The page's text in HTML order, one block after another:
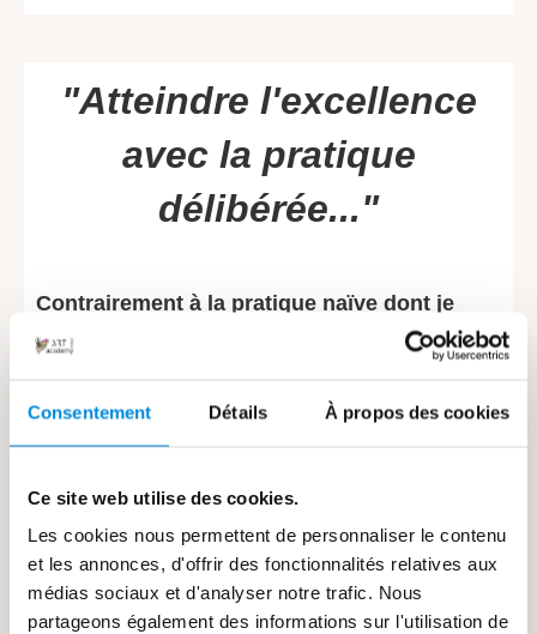
Consentement Détails À propos des cookies
Ce site web utilise des cookies.
Les cookies nous permettent de personnaliser le contenu
et les annonces, d'offrir des fonctionnalités relatives aux
médias sociaux et d'analyser notre trafic. Nous
partageons également des informations sur l'utilisation de
"Atteindre l'excellence
avec la pratique
délibérée..."
Contrairement à la pratique naïve dont je
vous parlais plus haut,
la pratique délibérée
séparément.
Jusqu'à ce que vous les maîtrisiez parfaitement.
"Si vous voulez progresser toute
votre vie d'artiste, vous devez